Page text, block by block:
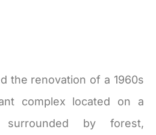
the renovation of a 1960s
complex located on a
surrounded by forest,